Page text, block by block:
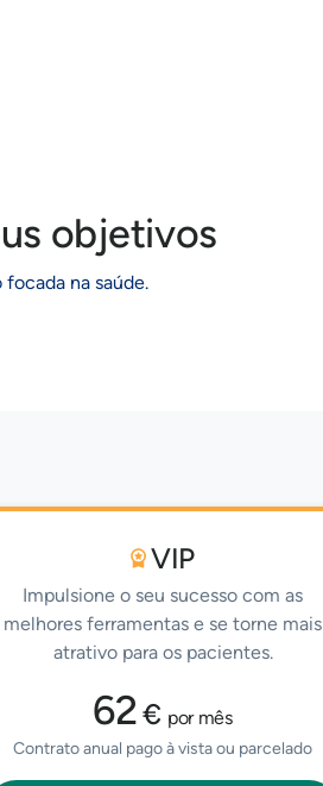
objetivos
na saúde.
VIP
Impulsione o seu sucesso com as
melhores ferramentas e se torne mais
atrativo para os pacientes.
62€ por mês
Contrato anual pago à vista ou parcelado